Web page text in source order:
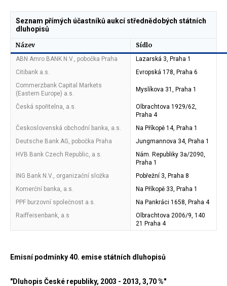
Název Sídlo
Seznam přímých účastníků aukcí střednědobých státních
dluhopisů
ABN Amro BANK N.V., pobočka Praha
Lazarská 3, Praha 1
Citibank a.s.
Evropská 178, Praha 6
Commerzbank Capital Markets
(Eastern Europe) a.s.
Myslíkova 31, Praha 1
Česká spořitelna, a.s.
Olbrachtova 1929/62,
Praha 4
Československá obchodní banka, a.s.
Na Příkopě 14, Praha 1
Deutsche Bank AG, pobočka Praha
Jungmannova 34, Praha 1
HVB Bank Czech Republic, a.s.
Nám. Republiky 3a/2090,
Praha 1
ING Bank N.V., organizační složka
Pobřežní 3, Praha 8
Komerční banka, a.s.
Na Příkopě 33, Praha 1
PPF burzovní společnost a.s.
Na Pankráci 1658, Praha 4
Raiffeisenbank, a.s
Olbrachtova 2006/9, 140
21 Praha 4
Emisní podmínky 40. emise státních dluhopisů
"Dluhopis České republiky, 2003 - 2013, 3,70 %"